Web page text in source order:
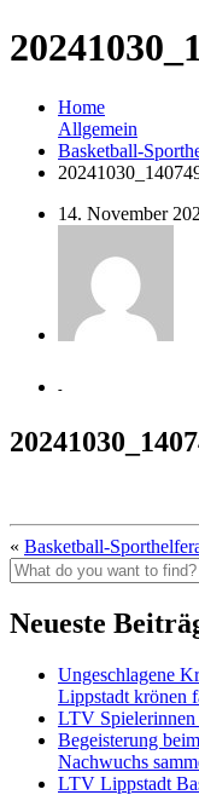
Home
Allgemein
Basketball-
14. November
-
« Basketball-
Neueste
Ungeschlagene
Lippstadt krönen
LTV
Begeisterung
Nachwuchs
LTV Lippstadt